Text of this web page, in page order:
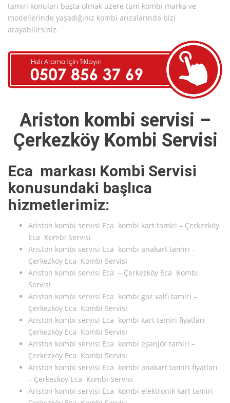
tamiri konuları başta olmak üzere tüm kombi marka ve
modellerinde yaşadığınız kombi arızalarında bizi
arayabilirsiniz.
Ariston kombi servisi –
Çerkezköy Kombi Servisi
Eca markası Kombi Servisi
konusundaki başlıca
hizmetlerimiz:
Ariston kombi servisi Eca kombi kart tamiri – Çerkezköy
Eca Kombi Servisi
Ariston kombi servisi Eca kombi anakart tamiri –
Çerkezköy Eca Kombi Servisi
Ariston kombi servisi Eca – Çerkezköy Eca Kombi
Servisi
Ariston kombi servisi Eca kombi gaz valfi tamiri –
Çerkezköy Eca Kombi Servisi
Ariston kombi servisi Eca kombi kart tamiri fiyatları –
Çerkezköy Eca Kombi Servisi
Ariston kombi servisi Eca kombi eşanjör tamiri –
Çerkezköy Eca Kombi Servisi
Ariston kombi servisi Eca kombi anakart tamiri fiyatları
– Çerkezköy Eca Kombi Servisi
Ariston kombi servisi Eca kombi elektronik kart tamiri –